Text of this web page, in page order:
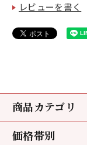
レビューを書く
商品カテゴリ
贈り物
価格帯別